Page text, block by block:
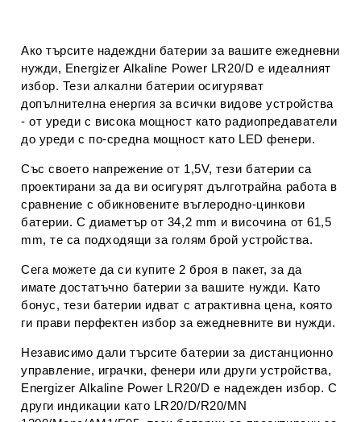
Ако търсите надеждни батерии за вашите ежедневни
нужди, Energizer Alkaline Power LR20/D е идеалният
избор. Тези алкални батерии осигуряват
допълнителна енергия за всички видове устройства
- от уреди с висока мощност като радиопредаватели
до уреди с по-средна мощност като LED фенери.
Със своето напрежение от 1,5V, тези батерии са
проектирани за да ви осигурят дълготрайна работа в
сравнение с обикновените въглеродно-цинкови
батерии. С диаметър от 34,2 mm и височина от 61,5
mm, те са подходящи за голям брой устройства.
Сега можете да си купите 2 броя в пакет, за да
имате достатъчно батерии за вашите нужди. Като
бонус, тези батерии идват с атрактивна цена, която
ги прави перфектен избор за ежедневните ви нужди.
Независимо дали търсите батерии за дистанционно
управление, играчки, фенери или други устройства,
Energizer Alkaline Power LR20/D е надежден избор. С
други индикации като LR20/D/R20/MN